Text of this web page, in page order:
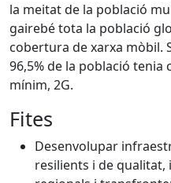
la meitat de la població
gairebé tota la població
cobertura de xarxa mòbil.
96,5% de la població tenia
mínim, 2G.
Fites
Desenvolupar
resilients i de